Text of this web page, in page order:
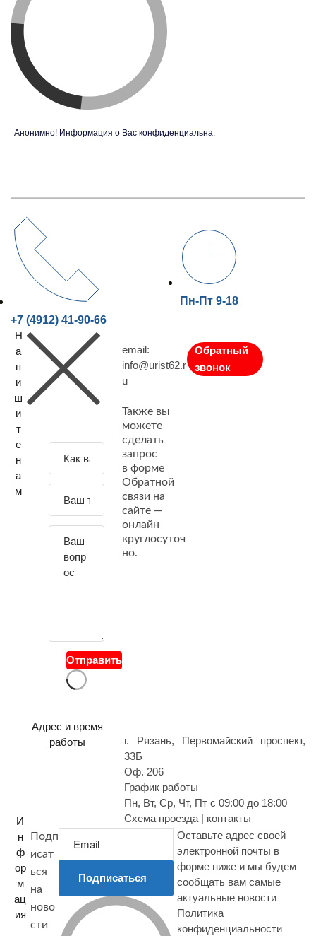
Анонимно! Информация о Вас конфиденциальна.
+7 (4912) 41-90-66
Пн-Пт 9-18
Н
а
п
и
ш
и
т
е
н
а
м
с
Отправить
email:
info@urist62.r
u
Также вы
можете
сделать
запрос
в форме
Обратной
связи на
сайте —
онлайн
круглосуточ
но.
Обратный
звонок
Адрес и время
работы
г. Рязань, Первомайский проспект,
33Б
Оф. 206
График работы
Пн, Вт, Ср, Чт, Пт с 09:00 до 18:00
Схема проезда | контакты
И
н
ф
ор
м
ац
ия
Подп
исат
ься
на
ново
сти
Подписаться
Оставьте адрес своей
электронной почты в
форме ниже и мы будем
сообщать вам самые
актуальные новости
Политика
конфиденциальности